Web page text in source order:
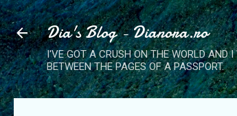
Dia's Blog - Dianora.ro
I'VE GOT A CRUSH ON THE WORLD AND
BETWEEN THE PAGES OF A PASSPORT.